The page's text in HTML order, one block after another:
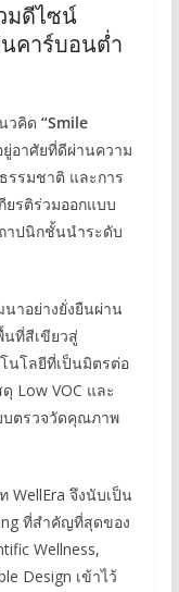
มดีไซน์
คาร์บอนต่ำ
วคิด “Smile
อาศัยที่ดีผ่านความ
รรมชาติ และการ
ยรติร่วมออกแบบ
ปนิกชั้นนำระดับ
าอย่างยั่งยืนผ่าน
นที่สีเขียวสู่
นโลยีที่เป็นมิตรต่อ
Low VOC และ
บตรวจวัดคุณภาพ
WellEra จึงนับเป็น
ที่สำคัญที่สุดของ
Wellness,
Design เข้าไว้